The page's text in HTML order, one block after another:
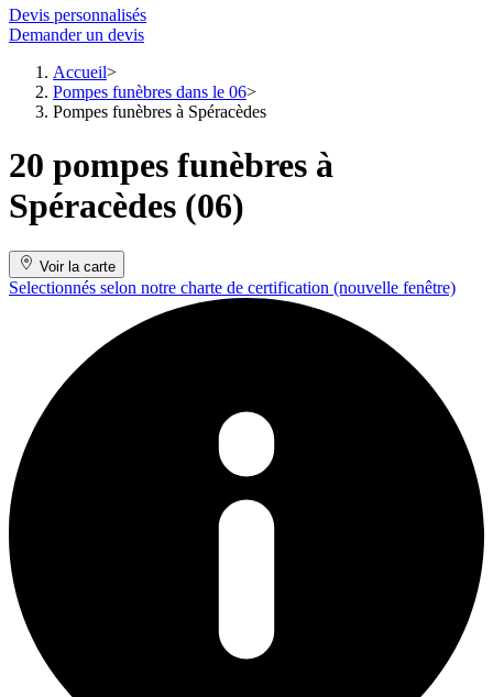
Devis personnalisés
Demander un devis
Accueil
Pompes funèbres dans le 06
Pompes funèbres à Spéracèdes
20 pompes funèbres à
Spéracèdes (06)
Voir la carte
Selectionnés selon notre charte de certification (nouvelle fenêtre)